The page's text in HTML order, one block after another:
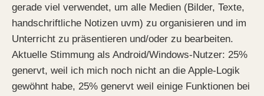
gerade viel verwendet, um alle Medien (Bilder, Texte,
handschriftliche Notizen uvm) zu organisieren und im
Unterricht zu präsentieren und/oder zu bearbeiten.
Aktuelle Stimmung als Android/Windows-Nutzer: 25%
genervt, weil ich mich noch nicht an die Apple-Logik
gewöhnt habe, 25% genervt weil einige Funktionen bei